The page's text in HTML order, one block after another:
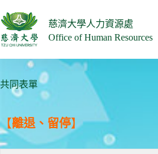
至
主
要
容
慈濟大學人力資源處
Office of Human Resources
共同表單
【離退、留停】